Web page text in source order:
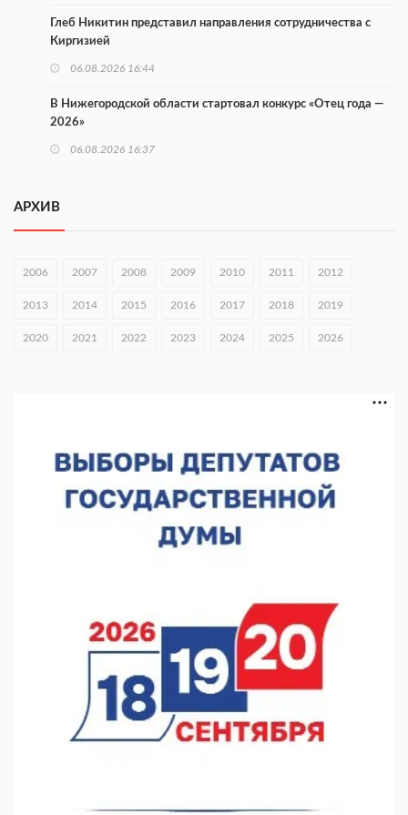
Глеб Никитин представил направления сотрудничества с
Киргизией
06.08.2026 16:44
В Нижегородской области стартовал конкурс «Отец года —
2026»
06.08.2026 16:37
раза
06.08.2026 15:26
Видели ночь, бежали всю ночь... На Нижневолжской
набережной прошел необычный забег
Нижегородские хирурги выполнили трансоральную
операцию на щитовидной железе
06.08.2026 15:03
Более 30 нижегородцев прошли обучение для соцконтракта
06.08.2026 14:46
АРХИВ
2006 2007 2008 2009 2010 2011 2012
2013 2014 2015 2016 2017 2018 2019
2020 2021 2022 2023 2024 2025 2026